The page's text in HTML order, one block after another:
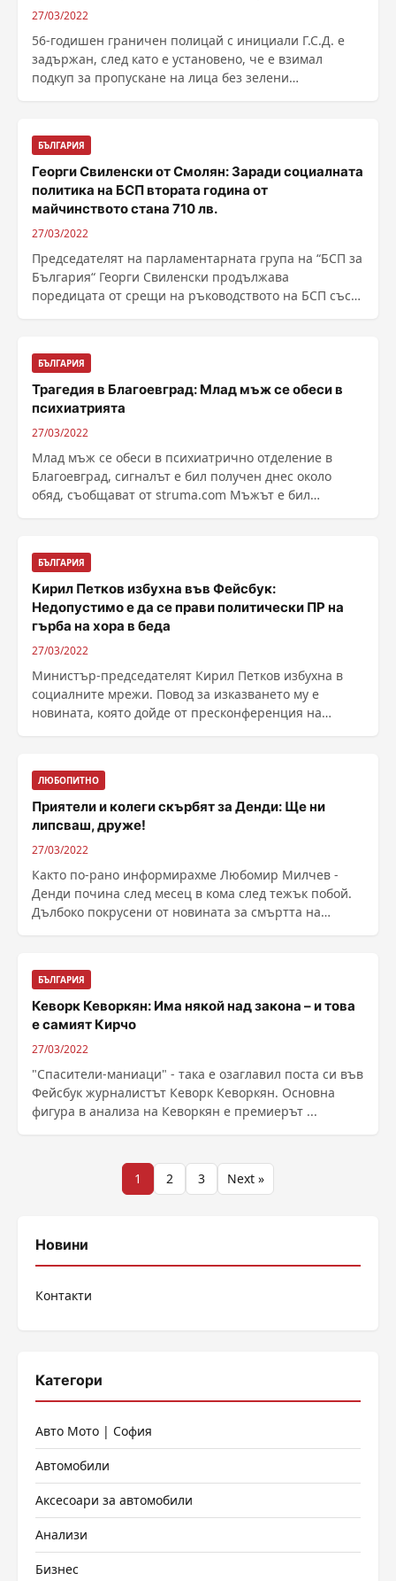
27/03/2022
56-годишен граничен полицай с инициали Г.С.Д. е
задържан, след като е установено, че е взимал
подкуп за пропускане на лица без зелени
БЪЛГАРИЯ
Георги Свиленски от Смолян: Заради социалната
политика на БСП втората година от
майчинството стана 710 лв.
27/03/2022
Председателят на парламентарната група на “БСП за
България“ Георги Свиленски продължава
поредицата от срещи на ръководството на БСП със
БЪЛГАРИЯ
Трагедия в Благоевград: Млад мъж се обеси в
психиатрията
27/03/2022
Млад мъж се обеси в психиатрично отделение в
Благоевград, сигналът е бил получен днес около
обяд, съобщават от struma.com Мъжът е бил
БЪЛГАРИЯ
Кирил Петков избухна във Фейсбук:
Недопустимо е да се прави политически ПР на
гърба на хора в беда
27/03/2022
Министър-председателят Кирил Петков избухна в
социалните мрежи. Повод за изказването му е
новината, която дойде от пресконференция на
ЛЮБОПИТНО
Приятели и колеги скърбят за Денди: Ще ни
липсваш, друже!
27/03/2022
Както по-рано информирахме Любомир Милчев -
Денди почина след месец в кома след тежък побой.
Дълбоко покрусени от новината за смъртта на
БЪЛГАРИЯ
Кеворк Кеворкян: Има някой над закона – и това
е самият Кирчо
27/03/2022
"Спасители-маниаци" - така е озаглавил поста си във
Фейсбук журналистът Кеворк Кеворкян. Основна
фигура в анализа на Кеворкян е премиерът ...
публикациите
1 2 3 Next »
Новини
Контакти
Категори
Авто Мото | София
Автомобили
Аксесоари за автомобили
Анализи
Бизнес